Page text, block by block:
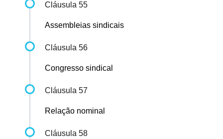
Cláusula 55
Assembleias sindicais
Cláusula 56
Congresso sindical
Cláusula 57
Relação nominal
Cláusula 58